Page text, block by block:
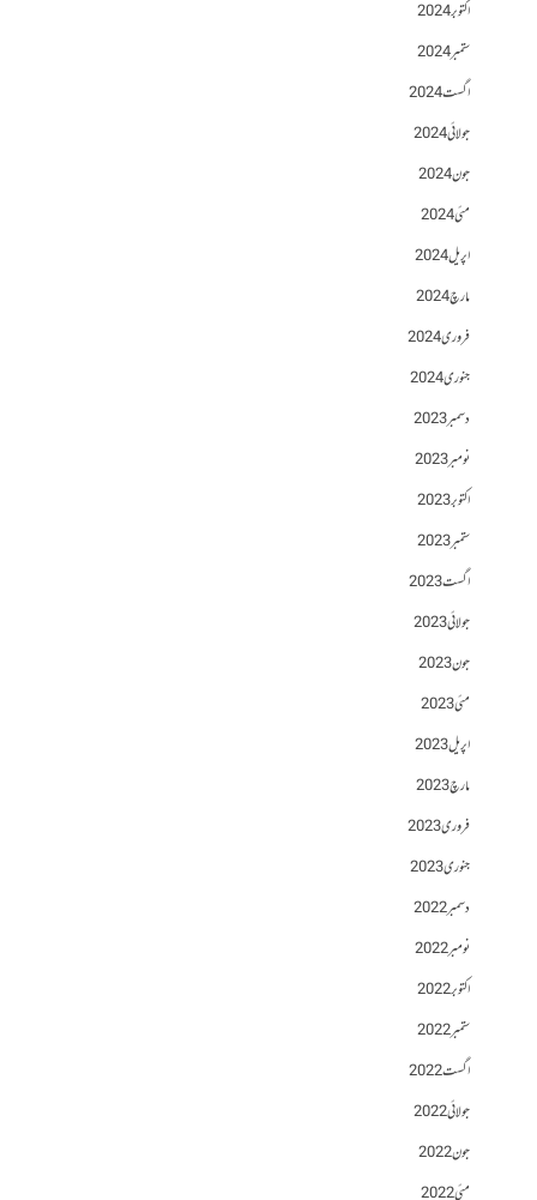
اکتوبر 2024
ستمبر 2024
اگست 2024
جولائی 2024
جون 2024
مئی 2024
اپریل 2024
مارچ 2024
فروری 2024
جنوری 2024
دسمبر 2023
نومبر 2023
اکتوبر 2023
ستمبر 2023
اگست 2023
جولائی 2023
جون 2023
مئی 2023
اپریل 2023
مارچ 2023
فروری 2023
جنوری 2023
دسمبر 2022
نومبر 2022
اکتوبر 2022
ستمبر 2022
اگست 2022
جولائی 2022
جون 2022